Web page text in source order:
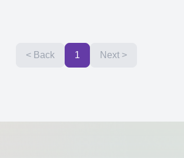
< Back 1 Next >